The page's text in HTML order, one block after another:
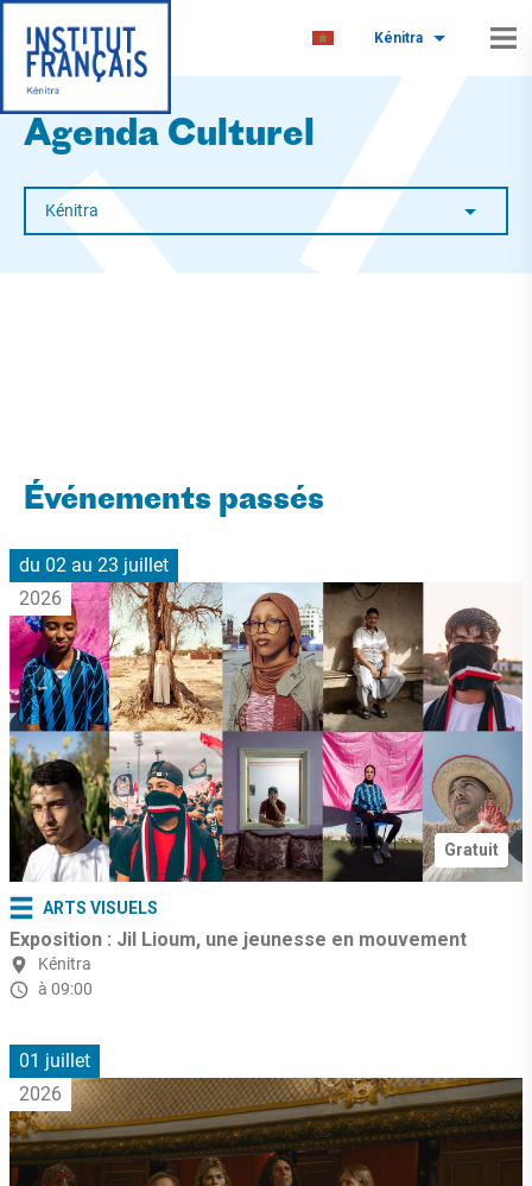
Kénitra
Agenda Culturel
Kénitra
Événements passés
du 02 au 23 juillet
2026
Gratuit
ARTS VISUELS
Exposition : Jil Lioum, une jeunesse en mouvement
Kénitra
à 09:00
01 juillet
2026